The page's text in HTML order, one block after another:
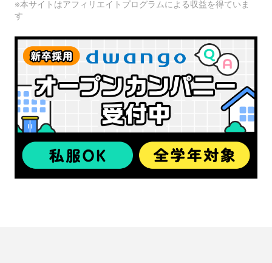
※本サイトはアフィリエイトプログラムによる収益を得ていま
す